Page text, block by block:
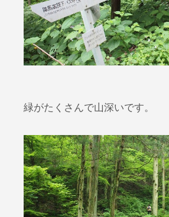
緑がたくさんで山深いです。